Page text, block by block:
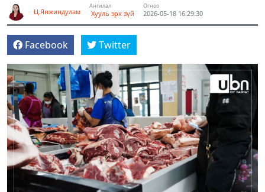
Ц.Янжиндулам
Ангилал
Хууль эрх зүй
Огноо
2026-05-18 16:29:30
Facebook Twitter